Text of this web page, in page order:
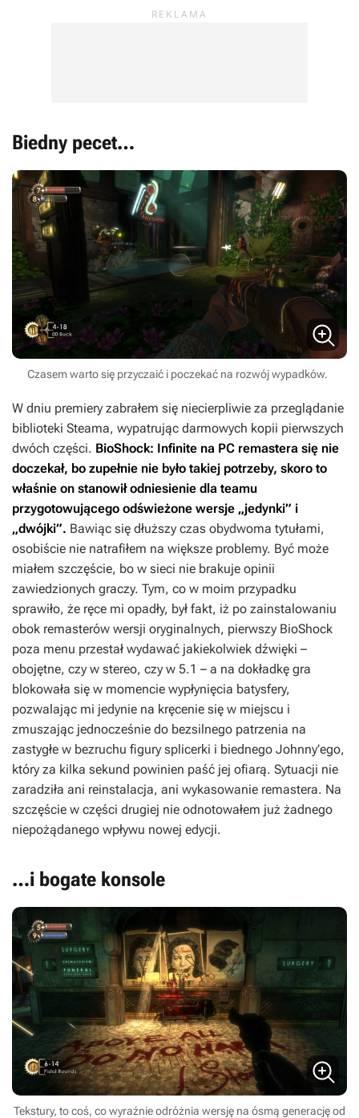
Biedny pecet…
Czasem warto się przyczaić i poczekać na rozwój wypadków.
W dniu premiery zabrałem się niecierpliwie za przeglądanie
biblioteki Steama, wypatrując darmowych kopii pierwszych
dwóch części. BioShock: Infinite na PC remastera się nie
doczekał, bo zupełnie nie było takiej potrzeby, skoro to
właśnie on stanowił odniesienie dla teamu
przygotowującego odświeżone wersje „jedynki” i
„dwójki”. Bawiąc się dłuższy czas obydwoma tytułami,
osobiście nie natrafiłem na większe problemy. Być może
miałem szczęście, bo w sieci nie brakuje opinii
zawiedzionych graczy. Tym, co w moim przypadku
sprawiło, że ręce mi opadły, był fakt, iż po zainstalowaniu
obok remasterów wersji oryginalnych, pierwszy BioShock
poza menu przestał wydawać jakiekolwiek dźwięki –
obojętne, czy w stereo, czy w 5.1 – a na dokładkę gra
blokowała się w momencie wypłynięcia batysfery,
pozwalając mi jedynie na kręcenie się w miejscu i
zmuszając jednocześnie do bezsilnego patrzenia na
zastygłe w bezruchu figury splicerki i biednego Johnny’ego,
który za kilka sekund powinien paść jej ofiarą. Sytuacji nie
zaradziła ani reinstalacja, ani wykasowanie remastera. Na
szczęście w części drugiej nie odnotowałem już żadnego
niepożądanego wpływu nowej edycji.
…i bogate konsole
Tekstury, to coś, co wyraźnie odróżnia wersję na ósmą generację od